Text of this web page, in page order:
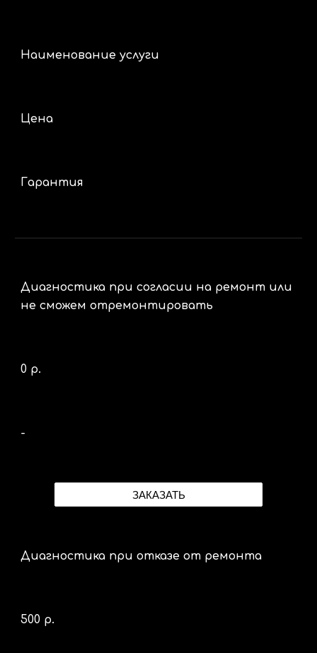
Наименование услуги
Цена
Гарантия
Диагностика при согласии на ремонт или
не сможем отремонтировать
0 р.
-
ЗАКАЗАТЬ
Диагностика при отказе от ремонта
500 р.